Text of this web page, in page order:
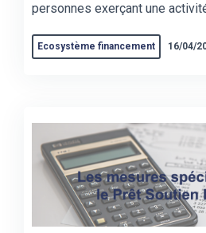
personnes exerçant une
Ecosystème financement 16/04/